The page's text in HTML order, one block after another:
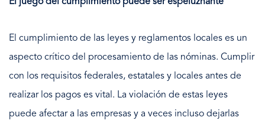
El cumplimiento de las leyes y reglamentos locales es un
aspecto crítico del procesamiento de las nóminas. Cumplir
con los requisitos federales, estatales y locales antes de
realizar los pagos es vital. La violación de estas leyes
puede afectar a las empresas y a veces incluso dejarlas